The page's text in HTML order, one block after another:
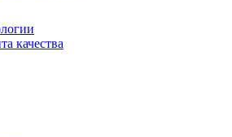
качества